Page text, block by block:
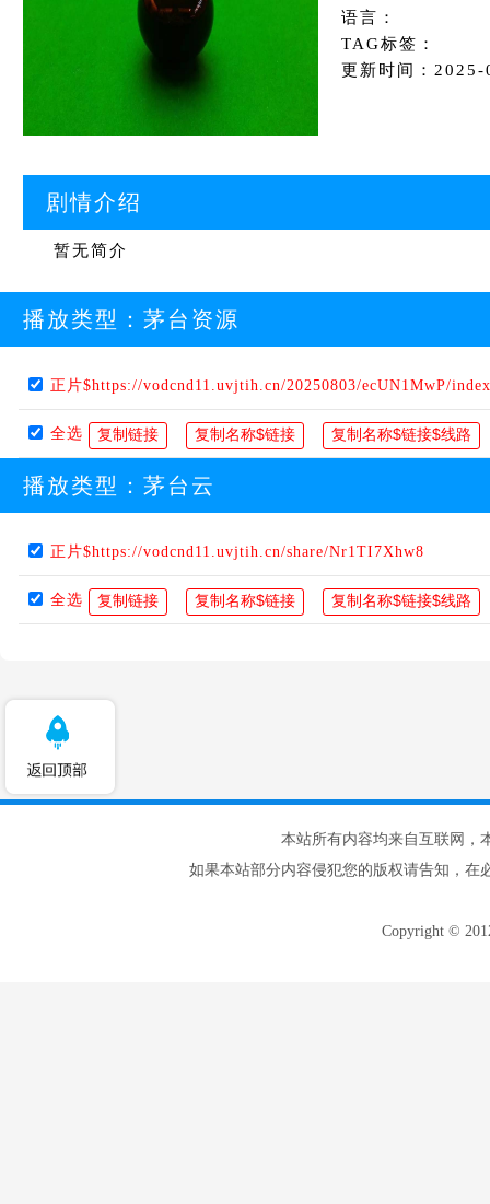
语言：
TAG标签：
更新时间：
剧情介绍
暂无简介
播放类型： 茅台资源
正片$https://vodcnd11.uvjtih.cn/20250803/ecUN1MwP/
全选
播放类型： 茅台云
正片$https://vodcnd11.uvjtih.cn/share/Nr1TI7Xhw8
全选
本站所有内容均来自互联网，
如果本站部分内容侵犯您的版权请告知，在
Copyright ©